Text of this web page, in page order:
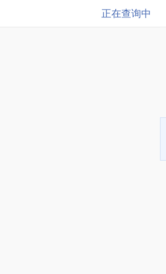
正在查询中